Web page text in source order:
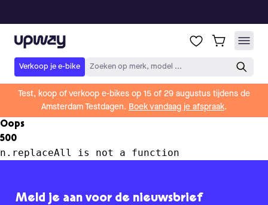
Upway
Verkoop je e-bike Zoeken op merk, model ...
Test, koop of verkoop e-bikes op 15 of 29 augustus tijdens de
Amsterdam Testdagen. Boek vandaag je afspraak.
Oops
500
n.replaceAll is not a function
Meld je aan voor de nieuwsbrief